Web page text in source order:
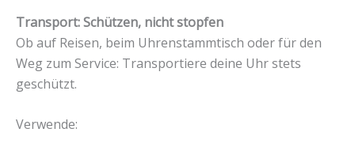
Transport: Schützen, nicht stopfen
Ob auf Reisen, beim Uhrenstammtisch oder für den
Weg zum Service: Transportiere deine Uhr stets
geschützt.
Verwende: